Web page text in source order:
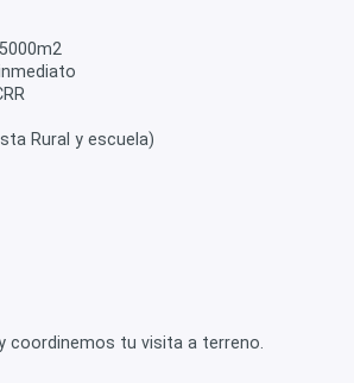
Rural y escuela)
coordinemos tu visita a terreno.